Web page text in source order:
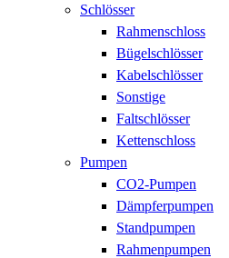
Schlösser
Rahmenschloss
Bügelschlösser
Kabelschlösser
Sonstige
Faltschlösser
Kettenschloss
Pumpen
CO2-Pumpen
Dämpferpumpen
Standpumpen
Rahmenpumpen